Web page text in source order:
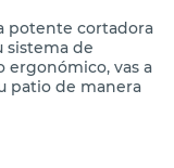
potente cortadora
sistema de
ergonómico, vas a
patio de manera